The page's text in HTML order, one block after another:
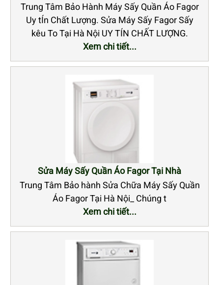
Trung Tâm Bảo Hành Máy Sấy Quần Áo Fagor
Uy tÍn Chất Lượng. Sửa Máy Sấy Fagor Sấy
kêu To Tại Hà Nội UY TÍN CHẤT LƯỢNG.
Xem chi tiết...
Sửa Máy Sấy Quần Áo Fagor Tại Nhà
Trung Tâm Bảo hành Sửa Chữa Máy Sấy Quần
Áo Fagor Tại Hà Nội_ Chúng t
Xem chi tiết...